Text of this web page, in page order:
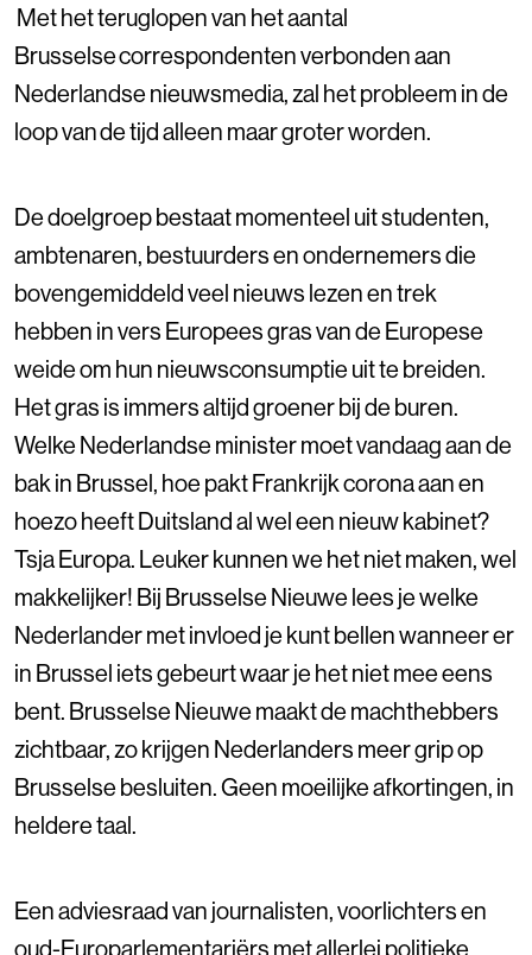
Met het teruglopen van het aantal
Brusselse correspondenten verbonden aan
Nederlandse nieuwsmedia, zal het probleem in de
loop van de tijd alleen maar groter worden.
De doelgroep bestaat momenteel uit studenten,
ambtenaren, bestuurders en ondernemers die
bovengemiddeld veel nieuws lezen en trek
hebben in vers Europees gras van de Europese
weide om hun nieuwsconsumptie uit te breiden.
Het gras is immers altijd groener bij de buren.
Welke Nederlandse minister moet vandaag aan de
bak in Brussel, hoe pakt Frankrijk corona aan en
hoezo heeft Duitsland al wel een nieuw kabinet?
Tsja Europa. Leuker kunnen we het niet maken, wel
makkelijker! Bij Brusselse Nieuwe lees je welke
Nederlander met invloed je kunt bellen wanneer er
in Brussel iets gebeurt waar je het niet mee eens
bent. Brusselse Nieuwe maakt de machthebbers
zichtbaar, zo krijgen Nederlanders meer grip op
Brusselse besluiten. Geen moeilijke afkortingen, in
heldere taal.
Een adviesraad van journalisten, voorlichters en
oud-Europarlementariërs met allerlei politieke